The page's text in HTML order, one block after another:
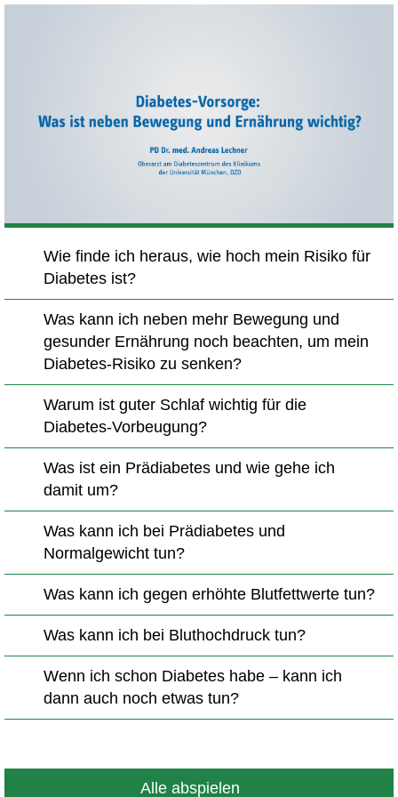
Wie finde ich heraus, wie hoch mein Risiko für
Diabetes ist?
Was kann ich neben mehr Bewegung und
gesunder Ernährung noch beachten, um mein
Diabetes-Risiko zu senken?
Warum ist guter Schlaf wichtig für die
Diabetes-Vorbeugung?
Was ist ein Prädiabetes und wie gehe ich
damit um?
Was kann ich bei Prädiabetes und
Normalgewicht tun?
Was kann ich gegen erhöhte Blutfettwerte tun?
Was kann ich bei Bluthochdruck tun?
Wenn ich schon Diabetes habe – kann ich
dann auch noch etwas tun?
Alle abspielen